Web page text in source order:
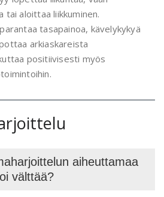
tai aloittaa liikkuminen.
tasapainoa, kävelykykyä
arkiaskareista
positiivisesti myös
aiheuttamaa
välttää?